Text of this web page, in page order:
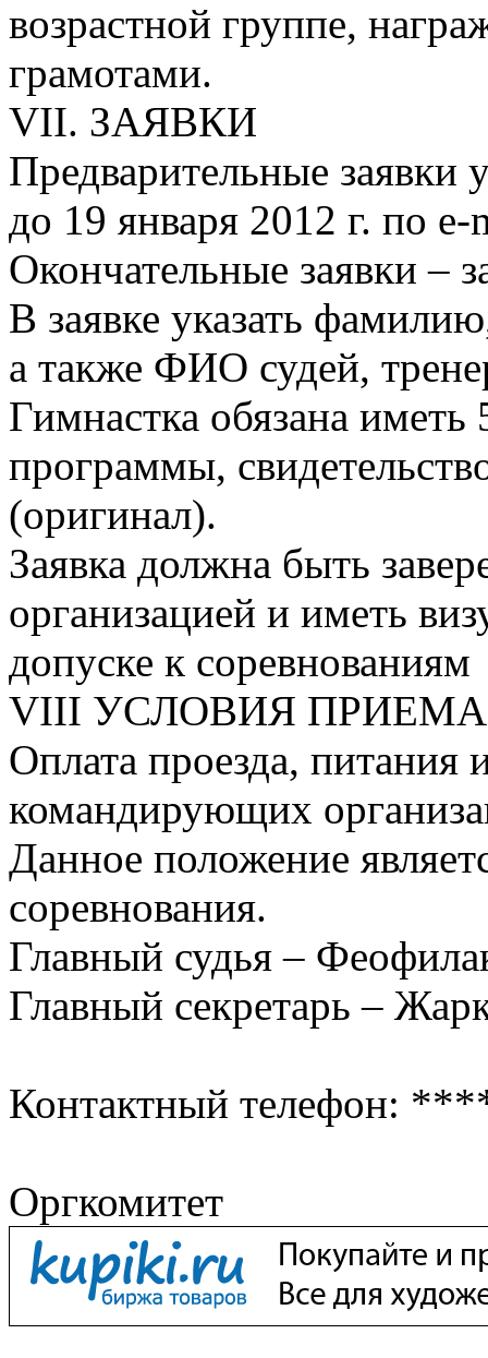
возрастной группе,
грамотами.
VII. ЗАЯВКИ
Предварительные
до 19 января 2012 г. по
Окончательные заявки –
В заявке указать
а также ФИО судей,
Гимнастка обязана
программы,
(оригинал).
Заявка должна быть
организацией и иметь
допуске к соревнованиям
VIII УСЛОВИЯ ПРИЕМА
Оплата проезда, питания
командирующих
Данное положение
соревнования.
Главный судья –
Главный секретарь –
Контактный телефон:
Оргкомитет